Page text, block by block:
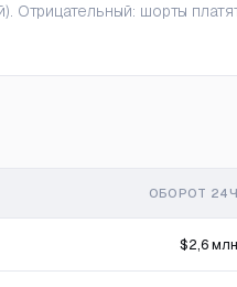
шорты
ОБОРОТ 24Ч
$2,6 млн